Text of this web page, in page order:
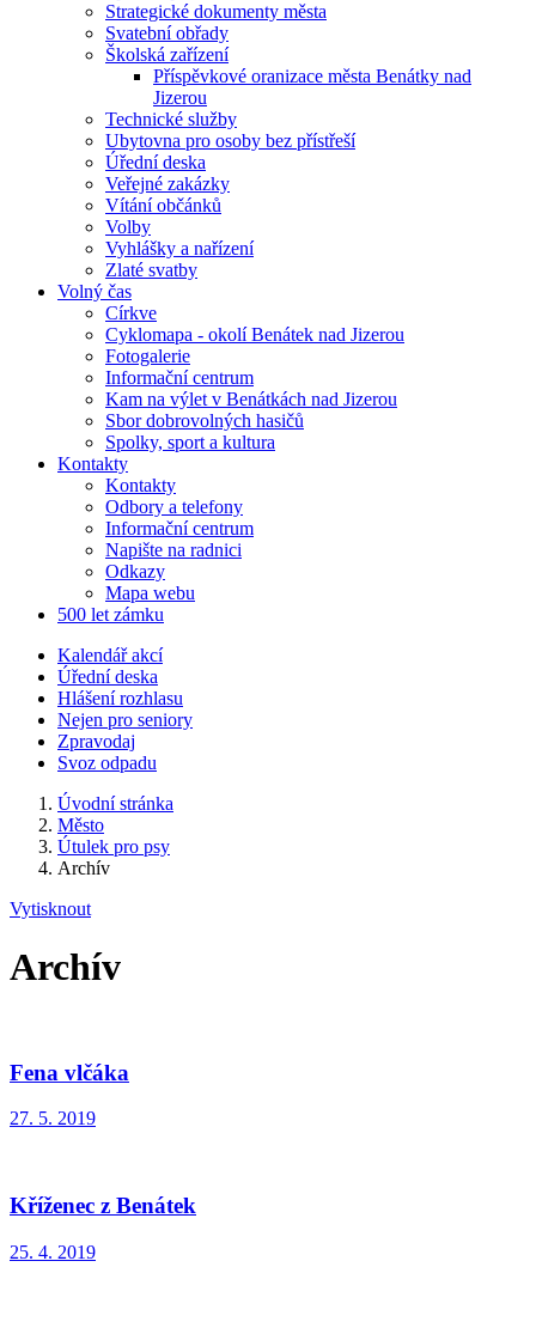
Strategické dokumenty města
Svatební obřady
Školská zařízení
Příspěvkové oranizace města Benátky nad
Jizerou
Technické služby
Ubytovna pro osoby bez přístřeší
Úřední deska
Veřejné zakázky
Vítání občánků
Volby
Vyhlášky a nařízení
Zlaté svatby
Volný čas
Církve
Cyklomapa - okolí Benátek nad Jizerou
Fotogalerie
Informační centrum
Kam na výlet v Benátkách nad Jizerou
Sbor dobrovolných hasičů
Spolky, sport a kultura
Kontakty
Kontakty
Odbory a telefony
Informační centrum
Napište na radnici
Odkazy
Mapa webu
500 let zámku
Kalendář akcí
Úřední deska
Hlášení rozhlasu
Nejen pro seniory
Zpravodaj
Svoz odpadu
Úvodní stránka
Město
Útulek pro psy
Archív
Vytisknout
Archív
Fena vlčáka
27. 5. 2019
Kříženec z Benátek
25. 4. 2019